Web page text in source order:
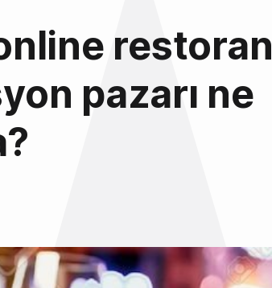
restoran
pazarı ne